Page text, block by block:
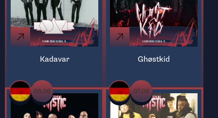
Kadavar Ghøstkid
06.06 07.06